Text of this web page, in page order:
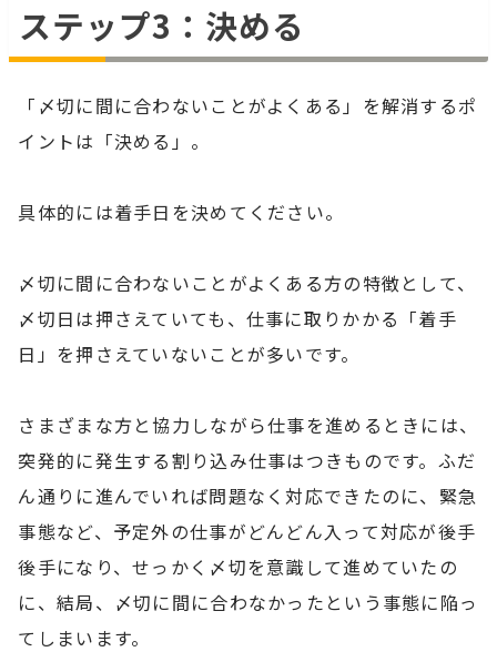
ステップ3：決める
「〆切に間に合わないことがよくある」を解消するポ
イントは「決める」。
具体的には着手日を決めてください。
〆切に間に合わないことがよくある方の特徴として、
〆切日は押さえていても、仕事に取りかかる「着手
日」を押さえていないことが多いです。
さまざまな方と協力しながら仕事を進めるときには、
突発的に発生する割り込み仕事はつきものです。ふだ
ん通りに進んでいれば問題なく対応できたのに、緊急
事態など、予定外の仕事がどんどん入って対応が後手
後手になり、せっかく〆切を意識して進めていたの
に、結局、〆切に間に合わなかったという事態に陥っ
てしまいます。